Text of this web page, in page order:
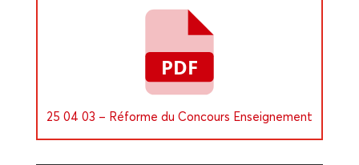
25 04 03 – Réforme du Concours Enseignement